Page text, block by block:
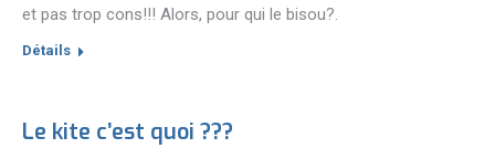
et pas trop cons!!! Alors, pour qui le bisou?.
Détails
Le kite c’est quoi ???